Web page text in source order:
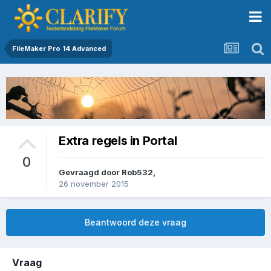
FileMaker Pro 14 Advanced
0
Extra regels in Portal
Gevraagd door Rob532
26 november 2015
Beantwoord deze vraag
Vraag